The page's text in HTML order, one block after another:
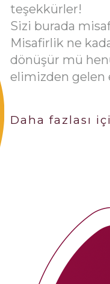
teşekkürler!
Sizi burada
Misafirlik ne
dönüşür mü
elimizden gelen
Yaklaşık 20
fonksiyonlarda
Yürütmekle
göstermemiz
seviyesinde
İş dışı
ediyoruz:
Daha fazlası